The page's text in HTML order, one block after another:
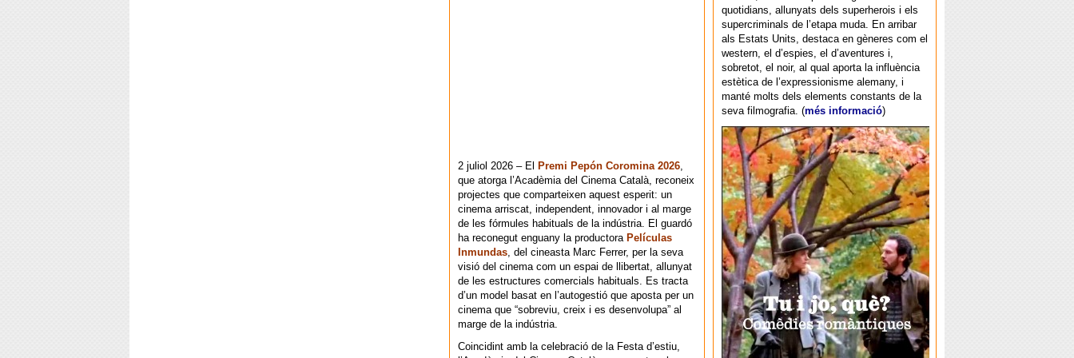
quotidians, allunyats dels superherois i els
supercriminals de l’etapa muda. En arribar
als Estats Units, destaca en gèneres com el
western, el d’espies, el d’aventures i,
sobretot, el noir, al qual aporta la influència
estètica de l’expressionisme alemany, i
manté molts dels elements constants de la
seva filmografia. (més informació)
2 juliol 2026 – El Premi Pepón Coromina 2026,
que atorga l’Acadèmia del Cinema Català, reconeix
projectes que comparteixen aquest esperit: un
cinema arriscat, independent, innovador i al marge
de les fórmules habituals de la indústria. El guardó
ha reconegut enguany la productora Películas
Inmundas, del cineasta Marc Ferrer, per la seva
visió del cinema com un espai de llibertat, allunyat
de les estructures comercials habituals. Es tracta
d’un model basat en l’autogestió que aposta per un
cinema que “sobreviu, creix i es desenvolupa” al
marge de la indústria.
Coincidint amb la celebració de la Festa d’estiu,